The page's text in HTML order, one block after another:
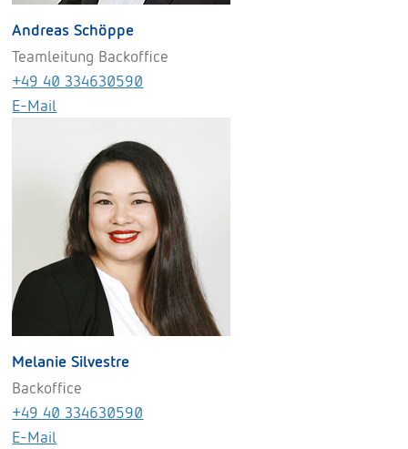
Andreas Schöppe
Teamleitung Backoffice
+49 40 334630590
E-Mail
Melanie Silvestre
Backoffice
+49 40 334630590
E-Mail